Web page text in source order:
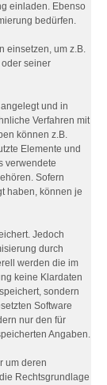
einladen. Ebenso
bedürfen.
einsetzen, um z.B.
seiner
und in
Verfahren mit
können z.B.
Elemente und
verwendete
Sofern
haben, können je
Jedoch
durch
werden die im
keine Klardaten
sondern
Software
nur den für
Angaben.
um deren
Rechtsgrundlage